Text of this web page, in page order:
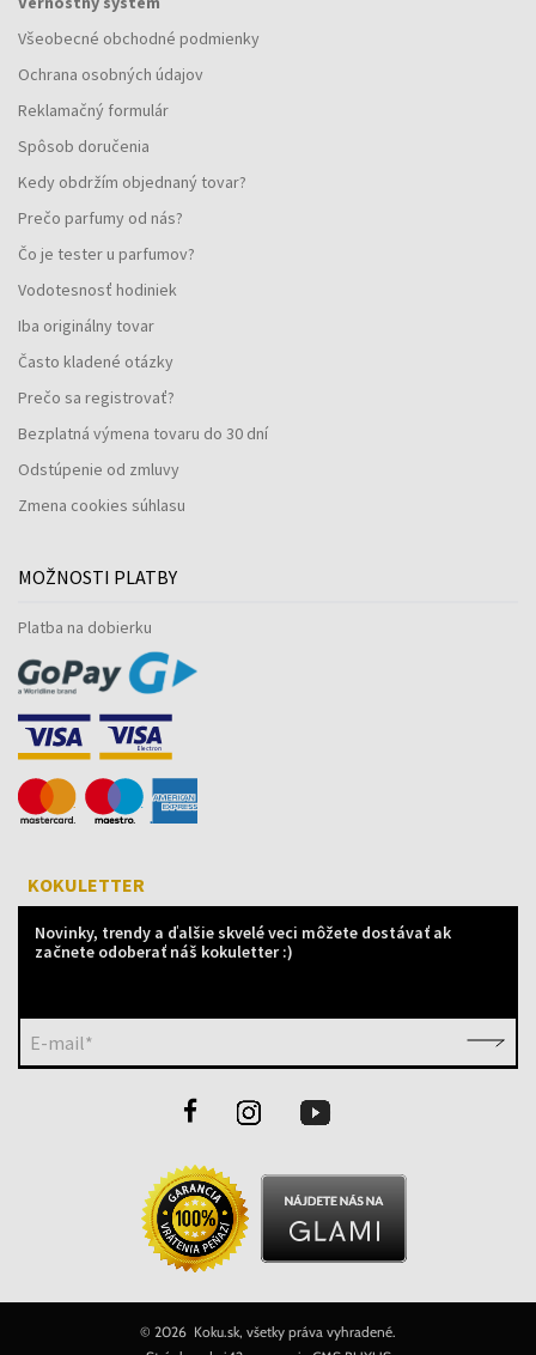
Všeobecné obchodné podmienky
Ochrana osobných údajov
Reklamačný formulár
Spôsob doručenia
Kedy obdržím objednaný tovar?
Prečo parfumy od nás?
Čo je tester u parfumov?
Vodotesnosť hodiniek
Iba originálny tovar
Často kladené otázky
Prečo sa registrovať?
Bezplatná výmena tovaru do 30 dní
Odstúpenie od zmluvy
Zmena cookies súhlasu
MOŽNOSTI PLATBY
Platba na dobierku
KOKULETTER
Novinky, trendy a ďalšie skvelé veci môžete dostávať ak
začnete odoberať náš kokuletter :)
E-mail*
© 2026 Koku.sk, všetky práva vyhradené.